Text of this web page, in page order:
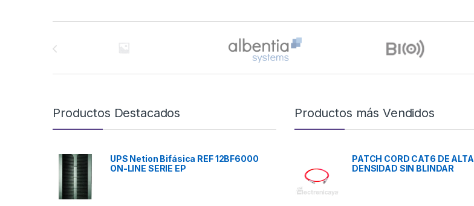
Productos Destacados
UPS Netion Bifásica REF 12BF6000
ON-LINE SERIE EP
Productos más Vendidos
PATCH CORD CAT6 DE ALTA
DENSIDAD SIN BLINDAR